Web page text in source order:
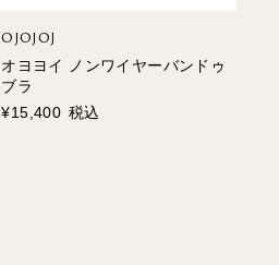
OJOJOJ
オヨヨイ ノンワイヤーバンドゥ
ブラ
¥15,400 税込